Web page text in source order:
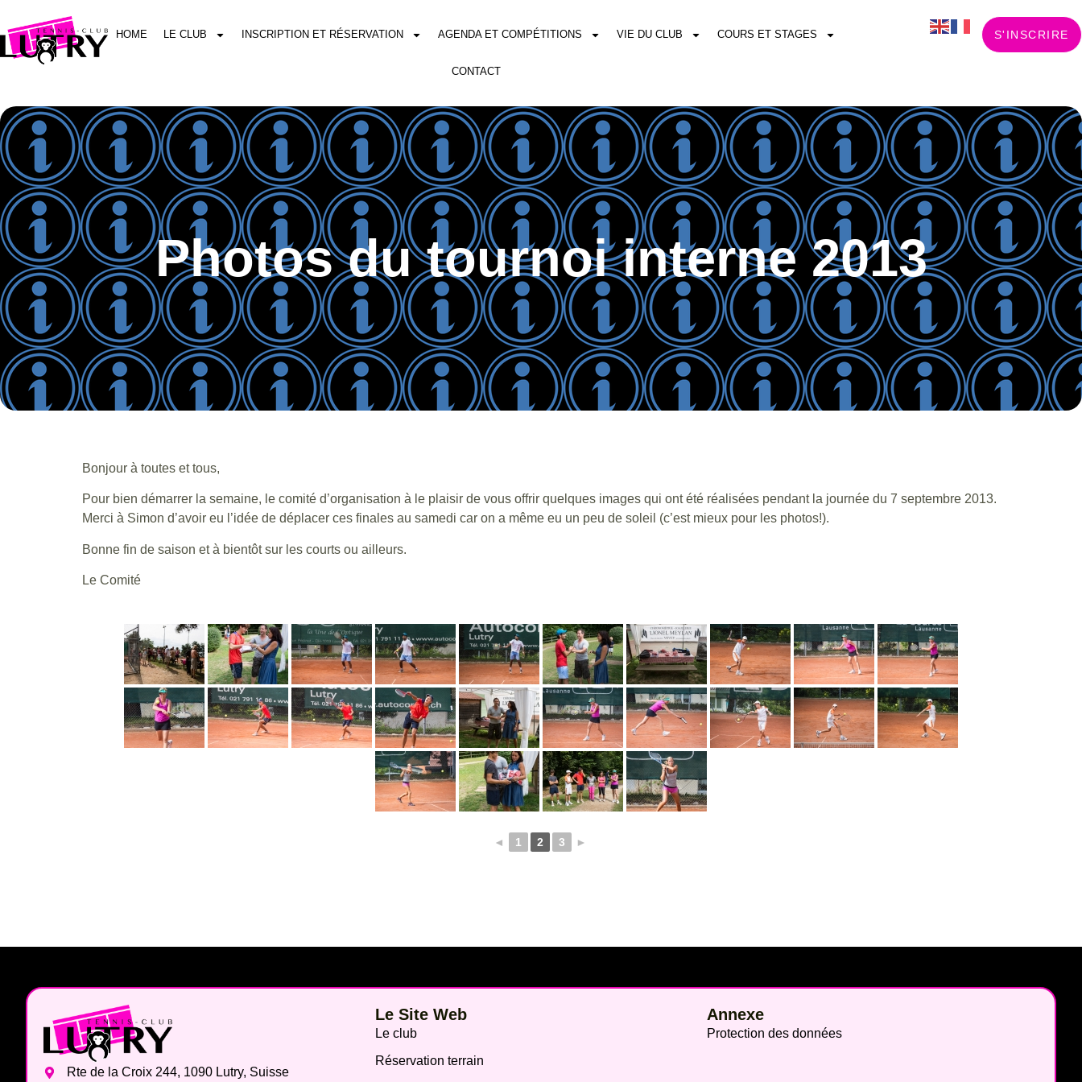
HOME LE CLUB INSCRIPTION ET RÉSERVATION AGENDA ET COMPÉTITIONS VIE DU CLUB COURS ET STAGES
CONTACT
S'INSCRIRE
Photos du tournoi interne 2013
Bonjour à toutes et tous,
Pour bien démarrer la semaine, le comité d’organisation à le plaisir de vous offrir quelques images qui ont été réalisées pendant la journée du 7 septembre 2013.
Merci à Simon d’avoir eu l’idée de déplacer ces finales au samedi car on a même eu un peu de soleil (c’est mieux pour les photos!).
Bonne fin de saison et à bientôt sur les courts ou ailleurs.
Le Comité
◄ 1 2 3 ►
Rte de la Croix 244, 1090 Lutry, Suisse
Le Site Web
Le club
Réservation terrain
Annexe
Protection des données